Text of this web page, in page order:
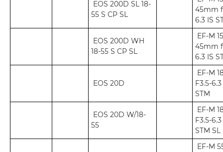
EOS 200D SL 18-
55 S CP SL
45mm
6.3 IS
EOS 200D WH
18-55 S CP SL
EF-M
45mm
6.3 IS
EOS 20D
EF-M
F3.5-6.3
STM
EOS 20D W/18-
55
EF-M
F3.5-6.3
STM SL
EF-M